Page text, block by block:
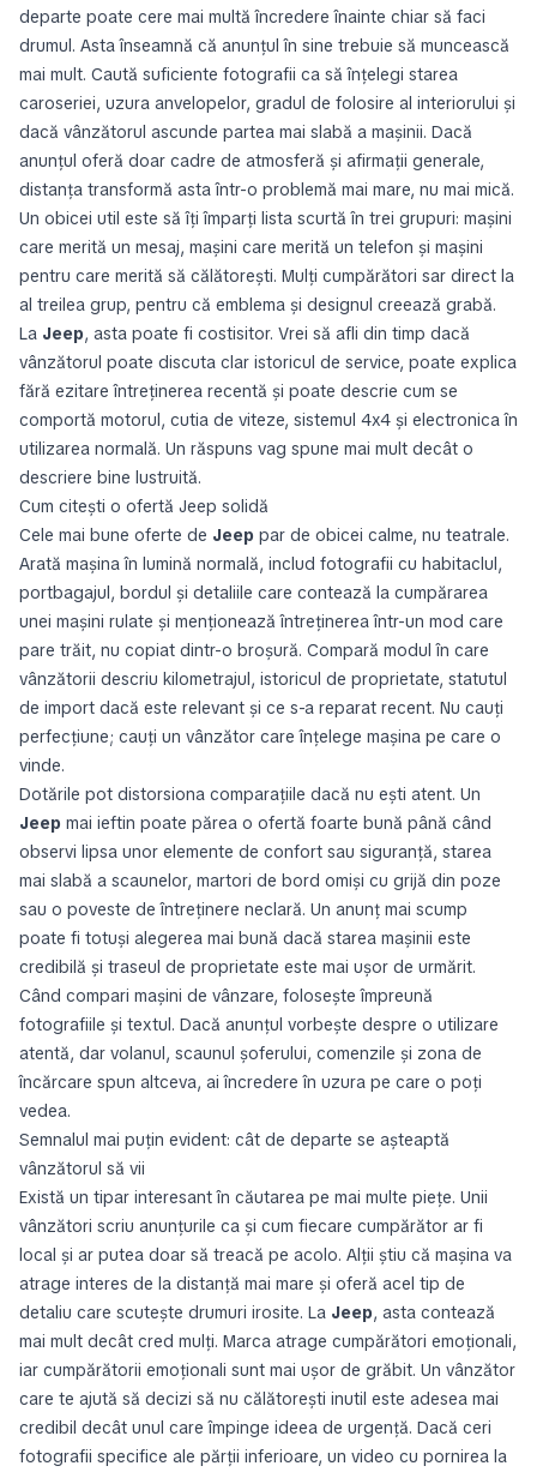
departe poate cere mai multă încredere înainte chiar să faci
drumul. Asta înseamnă că anunțul în sine trebuie să muncească
mai mult. Caută suficiente fotografii ca să înțelegi starea
caroseriei, uzura anvelopelor, gradul de folosire al interiorului și
dacă vânzătorul ascunde partea mai slabă a mașinii. Dacă
anunțul oferă doar cadre de atmosferă și afirmații generale,
distanța transformă asta într-o problemă mai mare, nu mai mică.
Un obicei util este să îți împarți lista scurtă în trei grupuri: mașini
care merită un mesaj, mașini care merită un telefon și mașini
pentru care merită să călătorești. Mulți cumpărători sar direct la
al treilea grup, pentru că emblema și designul creează grabă.
La Jeep, asta poate fi costisitor. Vrei să afli din timp dacă
vânzătorul poate discuta clar istoricul de service, poate explica
fără ezitare întreținerea recentă și poate descrie cum se
comportă motorul, cutia de viteze, sistemul 4x4 și electronica în
utilizarea normală. Un răspuns vag spune mai mult decât o
descriere bine lustruită.
Cum citești o ofertă Jeep solidă
Cele mai bune oferte de Jeep par de obicei calme, nu teatrale.
Arată mașina în lumină normală, includ fotografii cu habitaclul,
portbagajul, bordul și detaliile care contează la cumpărarea
unei mașini rulate și menționează întreținerea într-un mod care
pare trăit, nu copiat dintr-o broșură. Compară modul în care
vânzătorii descriu kilometrajul, istoricul de proprietate, statutul
de import dacă este relevant și ce s-a reparat recent. Nu cauți
perfecțiune; cauți un vânzător care înțelege mașina pe care o
vinde.
Dotările pot distorsiona comparațiile dacă nu ești atent. Un
Jeep mai ieftin poate părea o ofertă foarte bună până când
observi lipsa unor elemente de confort sau siguranță, starea
mai slabă a scaunelor, martori de bord omişi cu grijă din poze
sau o poveste de întreținere neclară. Un anunț mai scump
poate fi totuși alegerea mai bună dacă starea mașinii este
credibilă și traseul de proprietate este mai ușor de urmărit.
Când compari mașini de vânzare, folosește împreună
fotografiile și textul. Dacă anunțul vorbește despre o utilizare
atentă, dar volanul, scaunul șoferului, comenzile și zona de
încărcare spun altceva, ai încredere în uzura pe care o poți
vedea.
Semnalul mai puțin evident: cât de departe se așteaptă
vânzătorul să vii
Există un tipar interesant în căutarea pe mai multe piețe. Unii
vânzători scriu anunțurile ca și cum fiecare cumpărător ar fi
local și ar putea doar să treacă pe acolo. Alții știu că mașina va
atrage interes de la distanță mai mare și oferă acel tip de
detaliu care scutește drumuri irosite. La Jeep, asta contează
mai mult decât cred mulți. Marca atrage cumpărători emoționali,
iar cumpărătorii emoționali sunt mai ușor de grăbit. Un vânzător
care te ajută să decizi să nu călătorești inutil este adesea mai
credibil decât unul care împinge ideea de urgență. Dacă ceri
fotografii specifice ale părții inferioare, un video cu pornirea la